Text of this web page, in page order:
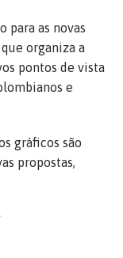
para as novas
organiza a
pontos de vista
e
gráficos são
propostas,